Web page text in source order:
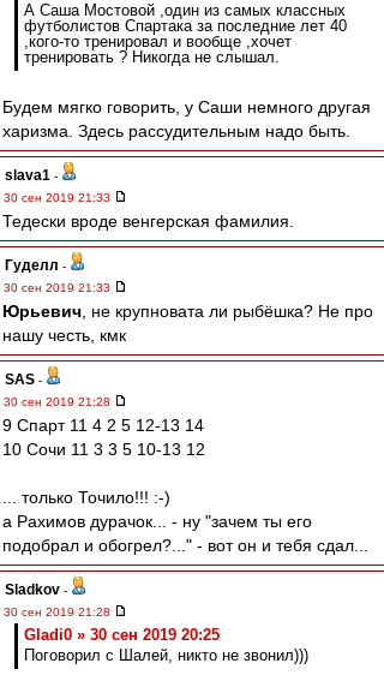
А Саша Мостовой ,один из самых классных
футболистов Спартака за последние лет 40
,кого-то тренировал и вообще ,хочет
тренировать ? Никогда не слышал.
Будем мягко говорить, у Саши немного другая
харизма. Здесь рассудительным надо быть.
slava1 -
30 сен 2019 21:33
Тедески вроде венгерская фамилия.
Гуделл -
30 сен 2019 21:33
Юрьевич , не крупновата ли рыбёшка? Не про
нашу честь, кмк
SAS -
30 сен 2019 21:28
9 Спарт 11 4 2 5 12-13 14
10 Сочи 11 3 3 5 10-13 12
... только Точило!!! :-)
а Рахимов дурачок... - ну "зачем ты его
подобрал и обогрел?..." - вот он и тебя сдал...
Sladkov -
30 сен 2019 21:28
Gladi0 » 30 сен 2019 20:25
Поговорил с Шалей, никто не звонил)))